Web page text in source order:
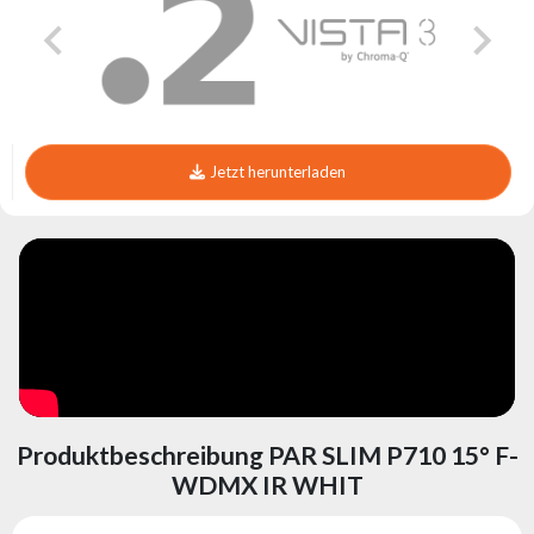
Jetzt herunterladen
Produktbeschreibung PAR SLIM P710 15° F-
WDMX IR WHIT